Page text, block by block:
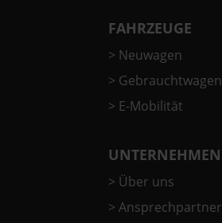
FAHRZEUGE
> Neuwagen
> Gebrauchtwagen
> E-Mobilität
UNTERNEHMEN
> Über uns
> Ansprechpartner